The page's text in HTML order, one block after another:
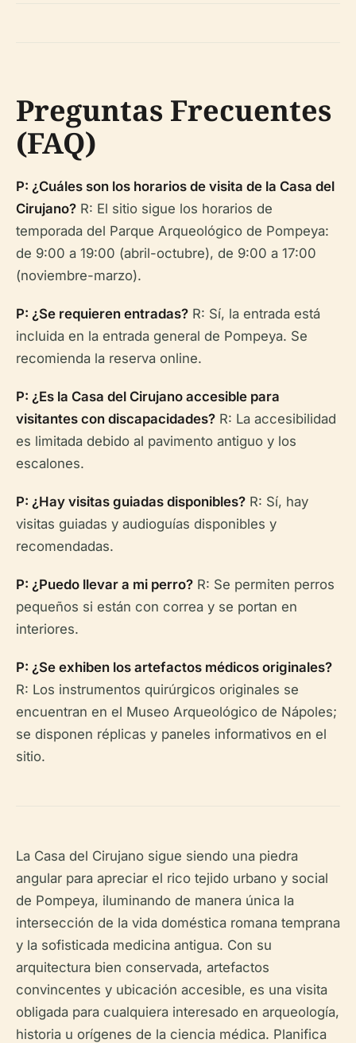
Preguntas Frecuentes
(FAQ)
P: ¿Cuáles son los horarios de visita de la Casa del
Cirujano? R: El sitio sigue los horarios de
temporada del Parque Arqueológico de Pompeya:
de 9:00 a 19:00 (abril-octubre), de 9:00 a 17:00
(noviembre-marzo).
P: ¿Se requieren entradas? R: Sí, la entrada está
incluida en la entrada general de Pompeya. Se
recomienda la reserva online.
P: ¿Es la Casa del Cirujano accesible para
visitantes con discapacidades? R: La accesibilidad
es limitada debido al pavimento antiguo y los
escalones.
P: ¿Hay visitas guiadas disponibles? R: Sí, hay
visitas guiadas y audioguías disponibles y
recomendadas.
P: ¿Puedo llevar a mi perro? R: Se permiten perros
pequeños si están con correa y se portan en
interiores.
P: ¿Se exhiben los artefactos médicos originales?
R: Los instrumentos quirúrgicos originales se
encuentran en el Museo Arqueológico de Nápoles;
se disponen réplicas y paneles informativos en el
sitio.
La Casa del Cirujano sigue siendo una piedra
angular para apreciar el rico tejido urbano y social
de Pompeya, iluminando de manera única la
intersección de la vida doméstica romana temprana
y la sofisticada medicina antigua. Con su
arquitectura bien conservada, artefactos
convincentes y ubicación accesible, es una visita
obligada para cualquiera interesado en arqueología,
historia u orígenes de la ciencia médica. Planifica